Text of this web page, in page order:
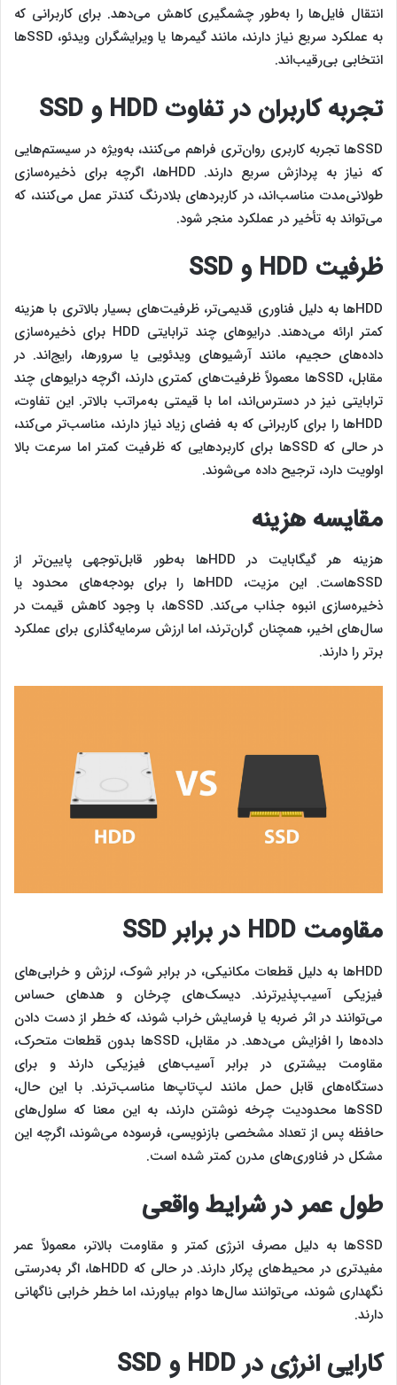
انتقال فایل‌ها را به‌طور چشمگیری کاهش می‌دهد. برای کاربرانی که
به عملکرد سریع نیاز دارند، مانند گیمرها یا ویرایشگران ویدئو، SSDها
انتخابی بی‌رقیب‌اند.
تجربه کاربران در تفاوت HDD و SSD
SSDها تجربه کاربری روان‌تری فراهم می‌کنند، به‌ویژه در سیستم‌هایی
که نیاز به پردازش سریع دارند. HDDها، اگرچه برای ذخیره‌سازی
طولانی‌مدت مناسب‌اند، در کاربردهای بلادرنگ کندتر عمل می‌کنند، که
می‌تواند به تأخیر در عملکرد منجر شود.
ظرفیت HDD و SSD
HDDها به دلیل فناوری قدیمی‌تر، ظرفیت‌های بسیار بالاتری با هزینه
کمتر ارائه می‌دهند. درایوهای چند ترابایتی HDD برای ذخیره‌سازی
داده‌های حجیم، مانند آرشیوهای ویدئویی یا سرورها، رایج‌اند. در
مقابل، SSDها معمولاً ظرفیت‌های کمتری دارند، اگرچه درایوهای چند
ترابایتی نیز در دسترس‌اند، اما با قیمتی به‌مراتب بالاتر. این تفاوت،
HDDها را برای کاربرانی که به فضای زیاد نیاز دارند، مناسب‌تر می‌کند،
در حالی که SSDها برای کاربردهایی که ظرفیت کمتر اما سرعت بالا
اولویت دارد، ترجیح داده می‌شوند.
مقایسه هزینه
هزینه هر گیگابایت در HDDها به‌طور قابل‌توجهی پایین‌تر از
SSDهاست. این مزیت، HDDها را برای بودجه‌های محدود یا
ذخیره‌سازی انبوه جذاب می‌کند. SSDها، با وجود کاهش قیمت در
سال‌های اخیر، همچنان گران‌ترند، اما ارزش سرمایه‌گذاری برای عملکرد
برتر را دارند.
مقاومت HDD در برابر SSD
HDDها به دلیل قطعات مکانیکی، در برابر شوک، لرزش و خرابی‌های
فیزیکی آسیب‌پذیرترند. دیسک‌های چرخان و هدهای حساس
می‌توانند در اثر ضربه یا فرسایش خراب شوند، که خطر از دست دادن
داده‌ها را افزایش می‌دهد. در مقابل، SSDها بدون قطعات متحرک،
مقاومت بیشتری در برابر آسیب‌های فیزیکی دارند و برای
دستگاه‌های قابل حمل مانند لپ‌تاپ‌ها مناسب‌ترند. با این حال،
SSDها محدودیت چرخه نوشتن دارند، به این معنا که سلول‌های
حافظه پس از تعداد مشخصی بازنویسی، فرسوده می‌شوند، اگرچه این
مشکل در فناوری‌های مدرن کمتر شده است.
طول عمر در شرایط واقعی
SSDها به دلیل مصرف انرژی کمتر و مقاومت بالاتر، معمولاً عمر
مفیدتری در محیط‌های پرکار دارند. در حالی که HDDها، اگر به‌درستی
نگهداری شوند، می‌توانند سال‌ها دوام بیاورند، اما خطر خرابی ناگهانی
دارند.
کارایی انرژی در HDD و SSD